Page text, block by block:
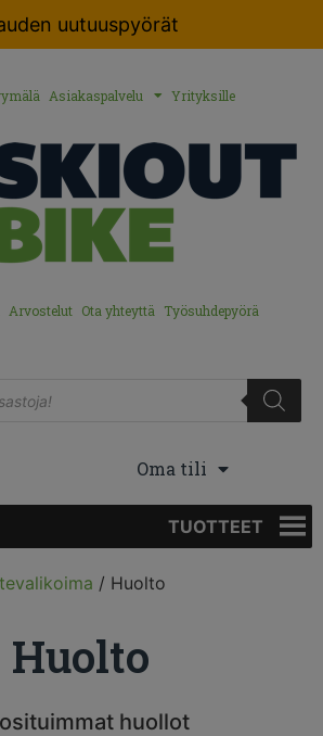
uutuuspyörät
Asiakaspalvelu Yrityksille
Arvostelut Ota yhteyttä Työsuhdepyörä
Oma tili
TUOTTEET
/ Huolto
Huolto
huollot